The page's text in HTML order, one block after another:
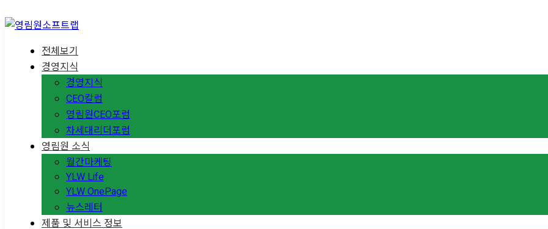
전체보기
경영지식
경영지식
CEO칼럼
영림원CEO포럼
차세대리더포럼
영림원 소식
월간마케팅
YLW Life
YLW OnePage
뉴스레터
제품 및 서비스 정보